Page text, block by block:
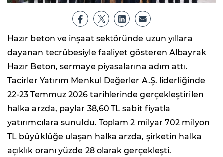
Hazır beton ve inşaat sektöründe uzun yıllara
dayanan tecrübesiyle faaliyet gösteren Albayrak
Hazır Beton, sermaye piyasalarına adım attı.
Tacirler Yatırım Menkul Değerler A.Ş. liderliğinde
22-23 Temmuz 2026 tarihlerinde gerçekleştirilen
halka arzda, paylar 38,60 TL sabit fiyatla
yatırımcılara sunuldu. Toplam 2 milyar 702 milyon
TL büyüklüğe ulaşan halka arzda, şirketin halka
açıklık oranı yüzde 28 olarak gerçekleşti.